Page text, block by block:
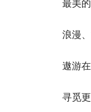
浪漫
遨游
寻觅